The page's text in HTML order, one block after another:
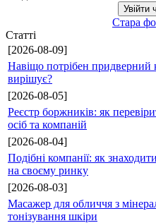
Увійти
Стара
Статті
[2026-08-09]
Навіщо потрібен придверний
вирішує?
[2026-08-05]
Реєстр боржників: як
осіб та компаній
[2026-08-04]
Подібні компанії: як
на своєму ринку
[2026-08-03]
Масажер для обличчя з
тонізування шкіри